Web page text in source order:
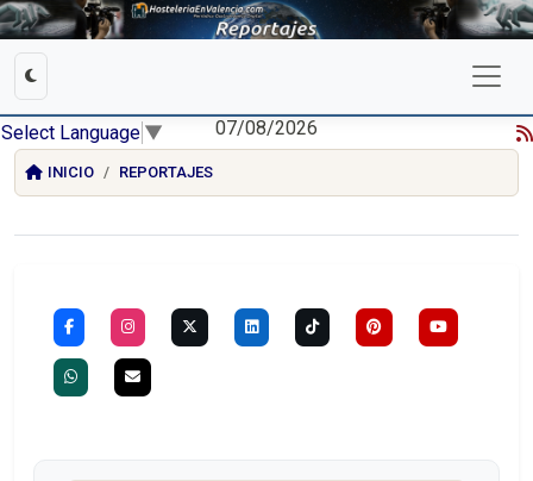
Select Language ▼ 07/08/2026
INICIO REPORTAJES